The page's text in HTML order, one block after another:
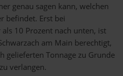
genau sagen kann, welchen
befindet. Erst bei
10 Prozent nach unten, ist
am Main berechtigt,
gelieferten Tonnage zu Grunde
verlangen.